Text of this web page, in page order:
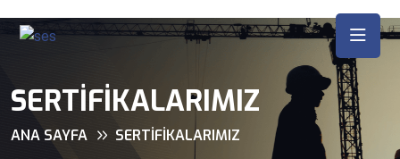
SERTIFIKALARIMIZ
ANA SAYFA SERTIFIKALARIMIZ